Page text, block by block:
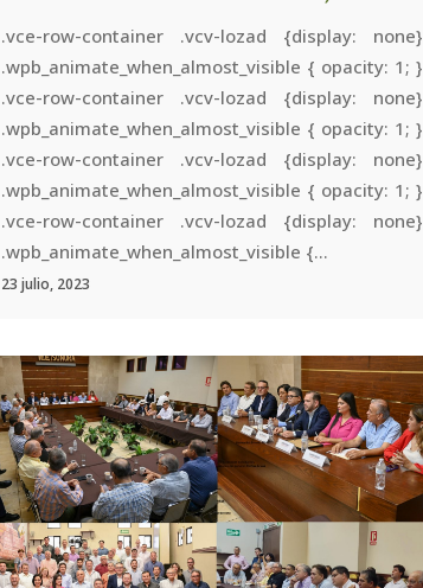
.vce-row-container .vcv-lozad {display: none}
.wpb_animate_when_almost_visible { opacity: 1; }
.vce-row-container .vcv-lozad {display: none}
.wpb_animate_when_almost_visible { opacity: 1; }
.vce-row-container .vcv-lozad {display: none}
.wpb_animate_when_almost_visible { opacity: 1; }
.vce-row-container .vcv-lozad {display: none}
.wpb_animate_when_almost_visible {...
23 julio, 2023